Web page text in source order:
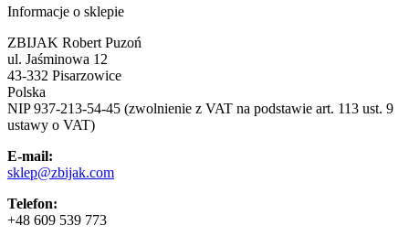
Informacje o sklepie
ZBIJAK Robert Puzoń
ul. Jaśminowa 12
43-332 Pisarzowice
Polska
NIP 937-213-54-45 (zwolnienie z VAT na podstawie art. 113 ust. 9
ustawy o VAT)
E-mail:
sklep@zbijak.com
Telefon:
+48 609 539 773